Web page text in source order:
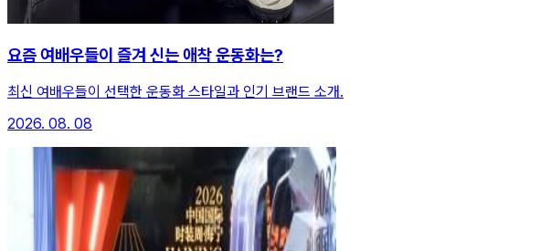
요즘 여배우들이 즐겨 신는 애착 운동화는?
최신 여배우들이 선택한 운동화 스타일과 인기 브랜드 소개.
2026. 08. 08